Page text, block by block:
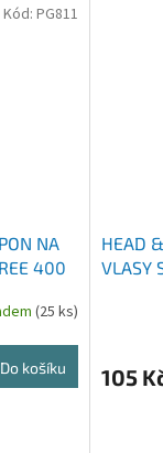
NA
400
(25 ks)
Do košíku
Kód: PG811
HEAD
VLASY
105